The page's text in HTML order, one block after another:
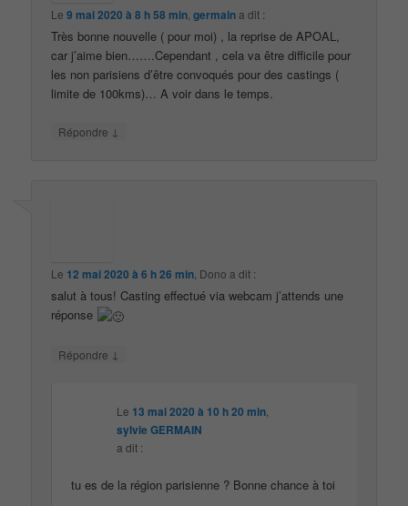
Le9 mai 2020 à 8 h 58 min ,germaina dit :
Très bonne nouvelle ( pour moi) , la reprise de APOAL,
car j’aime bien…….Cependant , cela va être difficile pour
les non parisiens d’être convoqués pour des castings (
limite de 100kms)… A voir dans le temps.
Répondre ↓
Le 12 mai 2020 à 6 h 26 min, Dono a dit :
salut à tous! Casting effectué via webcam j’attends une
réponse
Répondre ↓
Le 13 mai 2020 à 10 h 20 min
sylvie GERMAIN
a dit :
tu es de la région parisienne ? Bonne chance à toi